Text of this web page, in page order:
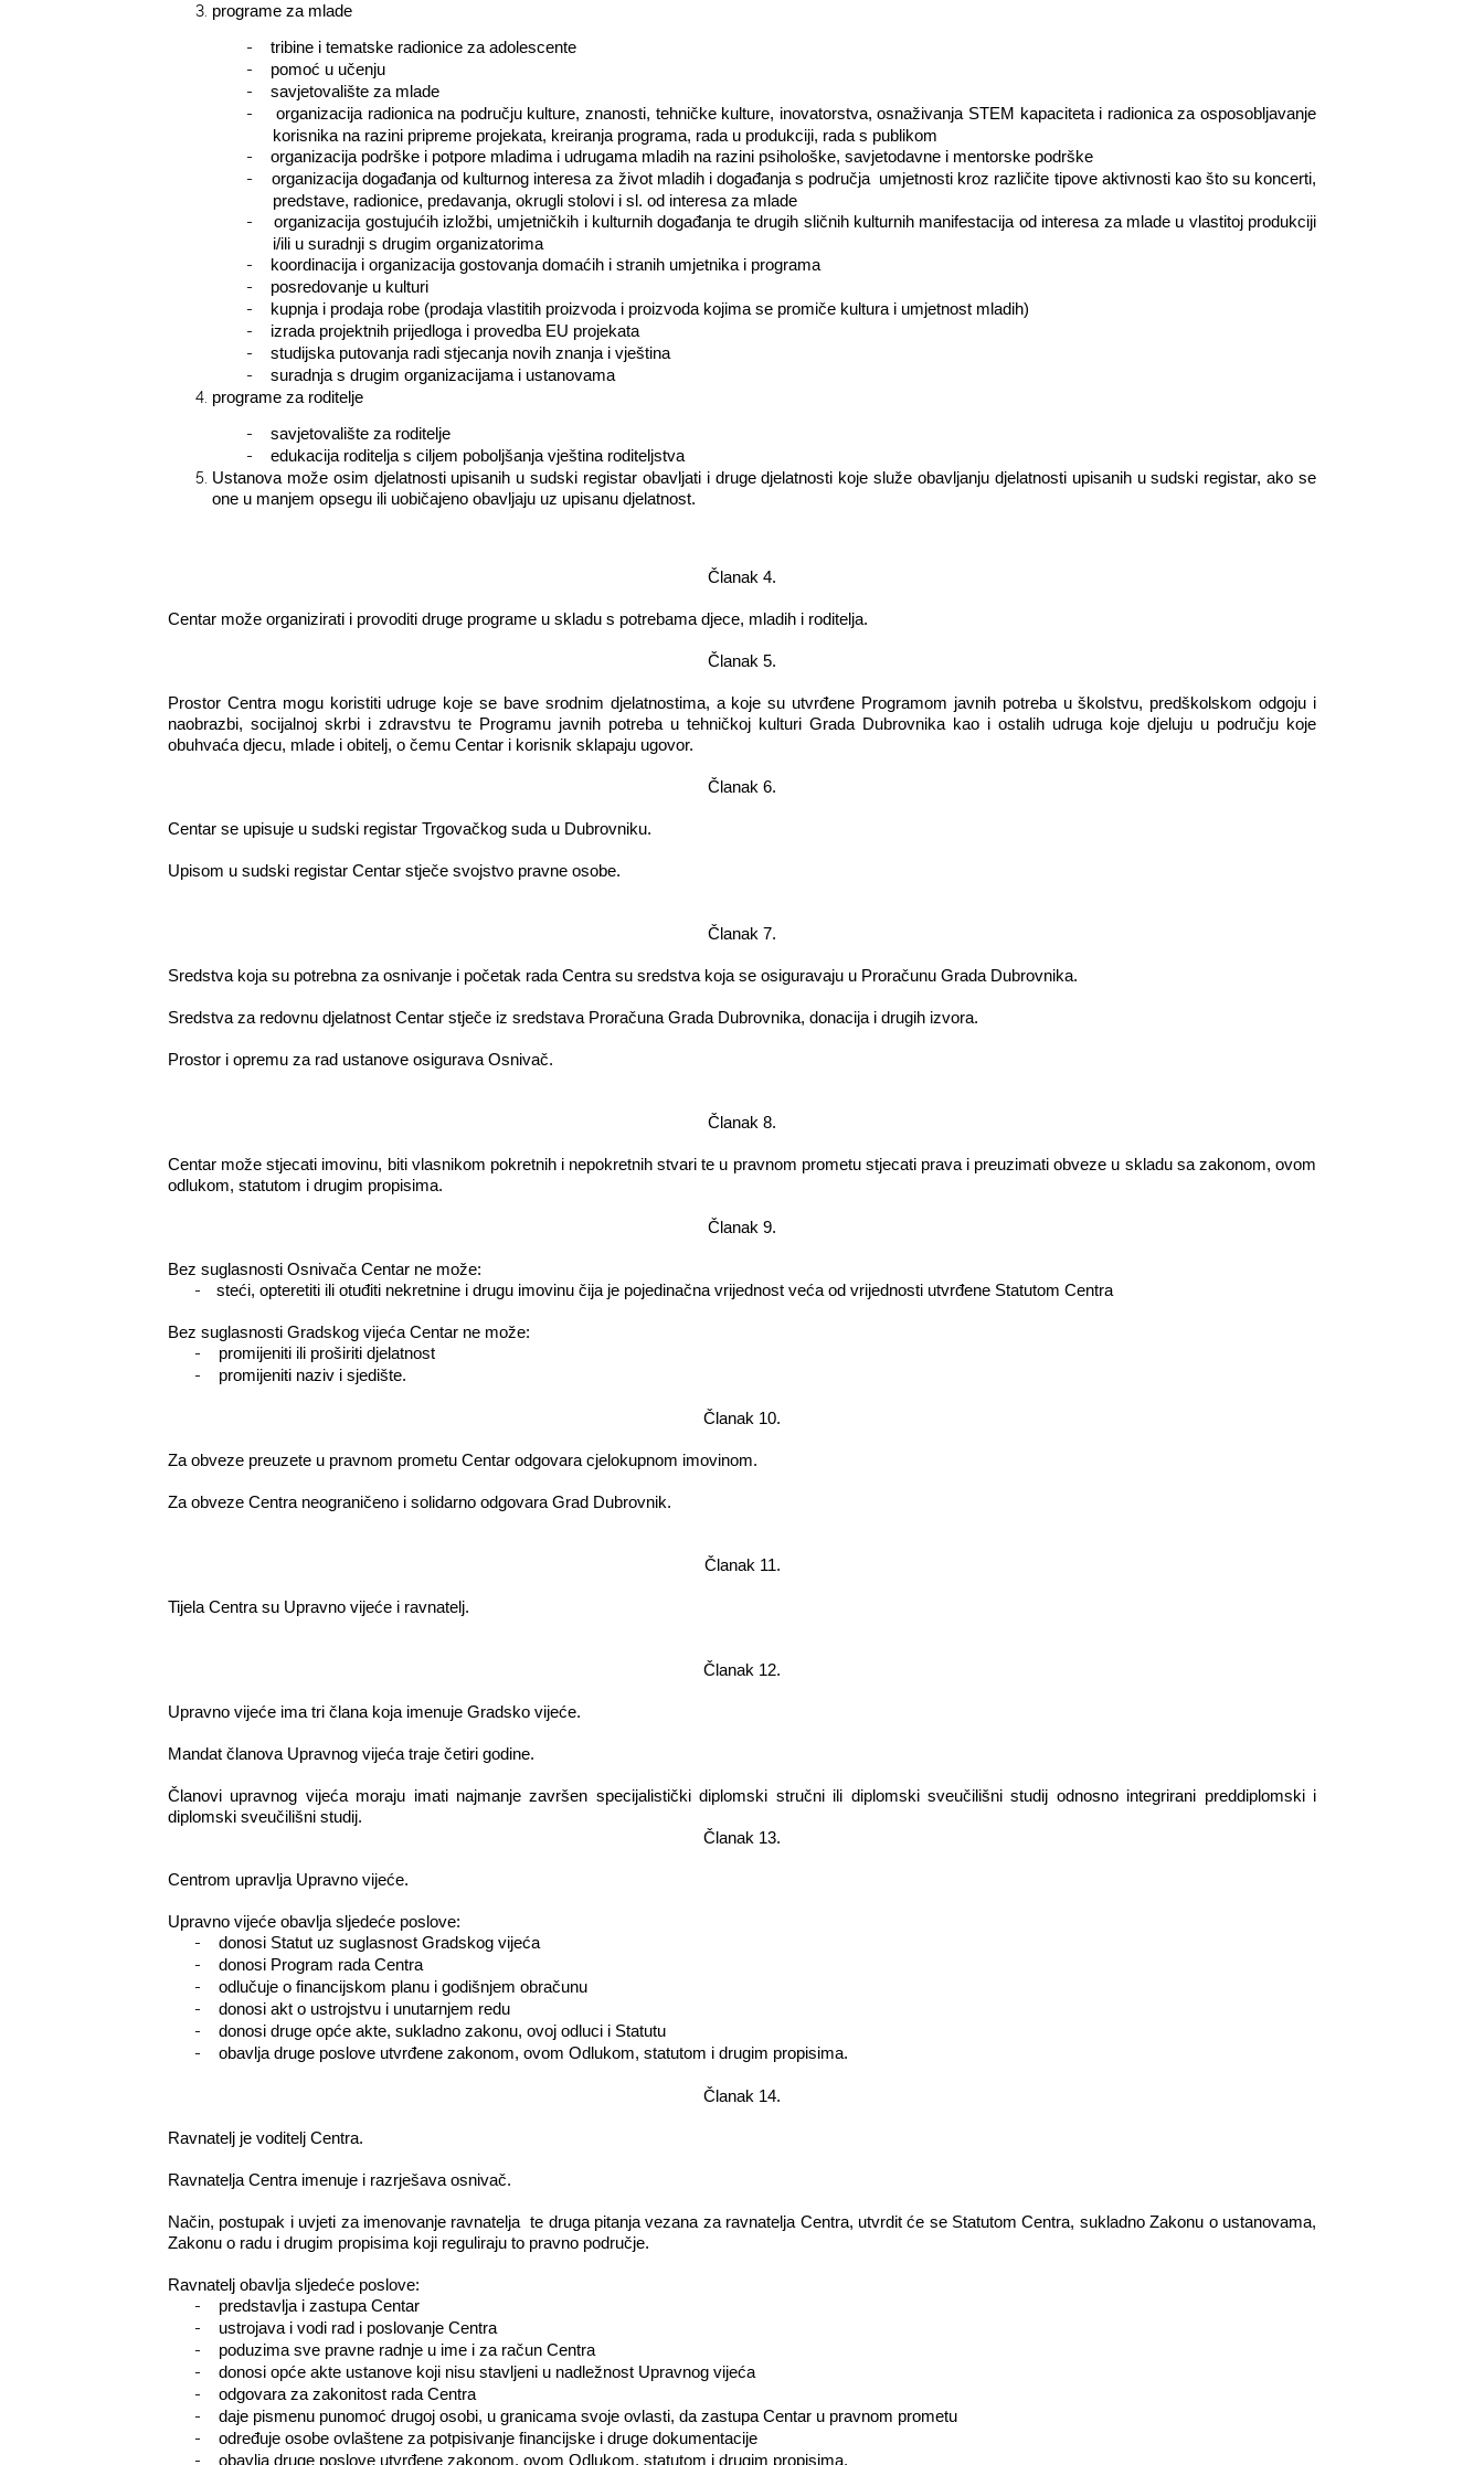
programe za mlade
- tribine i tematske radionice za adolescente
- pomoć u učenju
- savjetovalište za mlade
-
organizacija radionica na području kulture, znanosti, tehničke kulture, inovatorstva, osnaživanja STEM kapaciteta i radionica za osposobljavanje
korisnika na razini pripreme projekata, kreiranja programa, rada u produkciji, rada s publikom
- organizacija podrške i potpore mladima i udrugama mladih na razini psihološke, savjetodavne i mentorske podrške
- organizacija događanja od kulturnog interesa za život mladih i događanja s područja umjetnosti kroz različite tipove aktivnosti kao što su koncerti,
predstave, radionice, predavanja, okrugli stolovi i sl. od interesa za mlade
-
organizacija gostujućih izložbi, umjetničkih i kulturnih događanja te drugih sličnih kulturnih manifestacija od interesa za mlade u vlastitoj produkciji
i/ili u suradnji s drugim organizatorima
- koordinacija i organizacija gostovanja domaćih i stranih umjetnika i programa
- posredovanje u kulturi
- kupnja i prodaja robe (prodaja vlastitih proizvoda i proizvoda kojima se promiče kultura i umjetnost mladih)
- izrada projektnih prijedloga i provedba EU projekata
- studijska putovanja radi stjecanja novih znanja i vještina
-
suradnja s drugim organizacijama i ustanovama
programe za roditelje
- savjetovalište za roditelje
-
edukacija roditelja s ciljem poboljšanja vještina roditeljstva
Ustanova može osim djelatnosti upisanih u sudski registar obavljati i druge djelatnosti koje služe obavljanju djelatnosti upisanih u sudski registar, ako se
one u manjem opsegu ili uobičajeno obavljaju uz upisanu djelatnost.
Članak 4.
Centar može organizirati i provoditi druge programe u skladu s potrebama djece, mladih i roditelja.
Članak 5.
Prostor Centra mogu koristiti udruge koje se bave srodnim djelatnostima, a koje su utvrđene Programom javnih potreba u školstvu, predškolskom odgoju i
naobrazbi, socijalnoj skrbi i zdravstvu te Programu javnih potreba u tehničkoj kulturi Grada Dubrovnika kao i ostalih udruga koje djeluju u području koje
obuhvaća djecu, mlade i obitelj, o čemu Centar i korisnik sklapaju ugovor.
Članak 6.
Centar se upisuje u sudski registar Trgovačkog suda u Dubrovniku.
Upisom u sudski registar Centar stječe svojstvo pravne osobe.
Članak 7.
Sredstva koja su potrebna za osnivanje i početak rada Centra su sredstva koja se osiguravaju u Proračunu Grada Dubrovnika.
Sredstva za redovnu djelatnost Centar stječe iz sredstava Proračuna Grada Dubrovnika, donacija i drugih izvora.
Prostor i opremu za rad ustanove osigurava Osnivač.
Članak 8.
Centar može stjecati imovinu, biti vlasnikom pokretnih i nepokretnih stvari te u pravnom prometu stjecati prava i preuzimati obveze u skladu sa zakonom, ovom
odlukom, statutom i drugim propisima.
Članak 9.
Bez suglasnosti Osnivača Centar ne može:
- steći, opteretiti ili otuđiti nekretnine i drugu imovinu čija je pojedinačna vrijednost veća od vrijednosti utvrđene Statutom Centra
Bez suglasnosti Gradskog vijeća Centar ne može:
- promijeniti ili proširiti djelatnost
- promijeniti naziv i sjedište.
Članak 10.
Za obveze preuzete u pravnom prometu Centar odgovara cjelokupnom imovinom.
Za obveze Centra neograničeno i solidarno odgovara Grad Dubrovnik.
Članak 11.
Tijela Centra su Upravno vijeće i ravnatelj.
Članak 12.
Upravno vijeće ima tri člana koja imenuje Gradsko vijeće.
Mandat članova Upravnog vijeća traje četiri godine.
Članovi upravnog vijeća moraju imati najmanje završen specijalistički diplomski stručni ili diplomski sveučilišni studij odnosno integrirani preddiplomski i
diplomski sveučilišni studij.
Članak 13.
Centrom upravlja Upravno vijeće.
Upravno vijeće obavlja sljedeće poslove:
- donosi Statut uz suglasnost Gradskog vijeća
- donosi Program rada Centra
- odlučuje o financijskom planu i godišnjem obračunu
- donosi akt o ustrojstvu i unutarnjem redu
- donosi druge opće akte, sukladno zakonu, ovoj odluci i Statutu
- obavlja druge poslove utvrđene zakonom, ovom Odlukom, statutom i drugim propisima.
Članak 14.
Ravnatelj je voditelj Centra.
Ravnatelja Centra imenuje i razrješava osnivač.
Način, postupak i uvjeti za imenovanje ravnatelja te druga pitanja vezana za ravnatelja Centra, utvrdit će se Statutom Centra, sukladno Zakonu o ustanovama,
Zakonu o radu i drugim propisima koji reguliraju to pravno područje.
Ravnatelj obavlja sljedeće poslove:
- predstavlja i zastupa Centar
- ustrojava i vodi rad i poslovanje Centra
- poduzima sve pravne radnje u ime i za račun Centra
- donosi opće akte ustanove koji nisu stavljeni u nadležnost Upravnog vijeća
- odgovara za zakonitost rada Centra
- daje pismenu punomoć drugoj osobi, u granicama svoje ovlasti, da zastupa Centar u pravnom prometu
- određuje osobe ovlaštene za potpisivanje financijske i druge dokumentacije
- obavlja druge poslove utvrđene zakonom, ovom Odlukom, statutom i drugim propisima.